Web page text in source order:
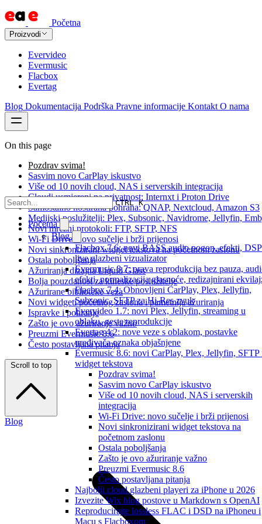
Početna
Proizvodi
Evervideo
Evermusic
Flacbox
Evertag
Blog Dokumentacija Podrška Pravne informacije Kontakt O nama
CTRL K
Početna
Blog
Flacbox 7.6: novi BASS audio pogon, efekti,
live glazbeni vizualizator
Evermusic 8.7: prava reprodukcija bez pauza,
efekti, normalizacija glasnoće, redizajnirani
Flacbox 7.4: Obnovljeni CarPlay, Plex, Jellyfin,
Subsonic, SFTP za Hi-Res zvuk
Evervideo 1.7: novi Plex, Jellyfin, streaming u
oblaku, geste reprodukcije
Evertag 4.2: nove veze s oblakom, postavke
uređivača oznaka objašnjene
Evermusic 8.6: novi CarPlay, Plex, Jellyfin, SFTP
widget tekstova
Pozdrav svima!
Sasvim novo CarPlay iskustvo
Više od 10 novih cloud, NAS i serverskih
integracija
Wi-Fi Drive: novo sučelje i brži prijenosi
Novi sinkronizirani widget tekstova na
početnom zaslonu
Ostala poboljšanja
Zašto je ovo ažuriranje važno
Preuzmi Evermusic 8.6
Često postavljana pitanja
Najbolji cloud glazbeni playeri za iPhone u 2026
Izvezite Wix blog postove u Markdown s OpenAI
Reproducirajte lossless FLAC i DSD na iPhoneu i
Macu s Flacboxom
On this page
Pozdrav svima!
Sasvim novo CarPlay iskustvo
Više od 10 novih cloud, NAS i serverskih integracija
Cloudi usmjereni na privatnost: Internxt i Proton Drive
Samostalno hostirana pohrana: QNAP, Nextcloud, Amazon S3
Medijski poslužitelji: Plex, Subsonic, Navidrome, Jellyfin,
Novi mrežni protokoli: FTP, SFTP, NFS
Wi-Fi Drive: novo sučelje i brži prijenosi
Novi sinkronizirani widget tekstova na početnom zaslonu
Ostala poboljšanja
Ažuriranja dizajna Liquid Glass
Bolja pouzdanost za kineske poslužitelje
Ažurirane biblioteke veza
Novi widgeti početnog zaslona i pametnija ažuriranja
Ispravke i poliranje
Zašto je ovo ažuriranje važno
Preuzmi Evermusic 8.6
Često postavljana pitanja
Scroll to top
Blog